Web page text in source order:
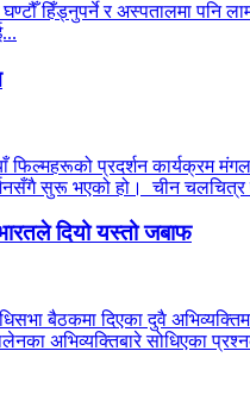
हिँड्नुपर्ने र अस्पतालमा पनि
फिल्महरूको प्रदर्शन कार्यक्रम
सुरू भएको हो। चीन
दियो यस्तो जबाफ
बैठकमा दिएका दुवै
अभिव्यक्तिबारे सोधिएका